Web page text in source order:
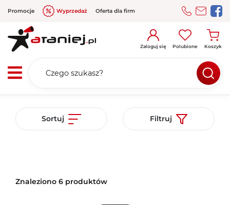
Promocje Wyprzedaż Oferta dla firm
Zaloguj się Polubione Koszyk
Sortuj Filtruj
Znaleziono 6 produktów